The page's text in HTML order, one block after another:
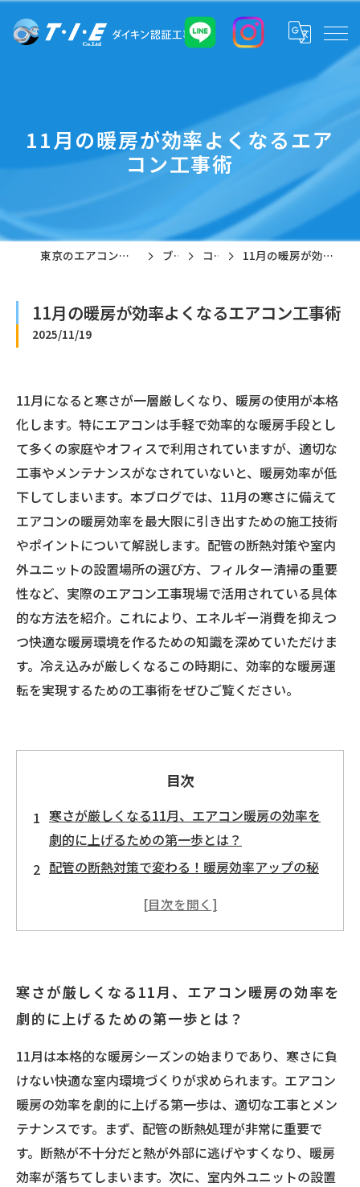
11月の暖房が効率よくなるエア
コン工事術
東京のエアコン工事なら株式会社T・I・E ブログ コラム 11月の暖房が効率よくなるエアコン工事術
11月の暖房が効率よくなるエアコン工事術
2025/11/19
11月になると寒さが一層厳しくなり、暖房の使用が本格
化します。特にエアコンは手軽で効率的な暖房手段とし
て多くの家庭やオフィスで利用されていますが、適切な
工事やメンテナンスがなされていないと、暖房効率が低
下してしまいます。本ブログでは、11月の寒さに備えて
エアコンの暖房効率を最大限に引き出すための施工技術
やポイントについて解説します。配管の断熱対策や室内
外ユニットの設置場所の選び方、フィルター清掃の重要
性など、実際のエアコン工事現場で活用されている具体
的な方法を紹介。これにより、エネルギー消費を抑えつ
つ快適な暖房環境を作るための知識を深めていただけま
す。冷え込みが厳しくなるこの時期に、効率的な暖房運
転を実現するための工事術をぜひご覧ください。
目次
寒さが厳しくなる11月、エアコン暖房の効率を
劇的に上げるための第一歩とは？
配管の断熱対策で変わる！暖房効率アップの秘
室内外ユニットの最適な設置場所選びで暖かさ
な暖房運転のコツ
11月の冷え込みにも負けない、エネルギーを節
約する暖房工事術まとめ
初心者でも分かる！11月に効果的なエアコン暖
房効率アップのポイント
これで安心！11月の寒さ対策に最適なエアコン
工事の全手順ガイド
寒さが厳しくなる11月、エアコン暖房の効率を
劇的に上げるための第一歩とは？
11月は本格的な暖房シーズンの始まりであり、寒さに負
けない快適な室内環境づくりが求められます。エアコン
暖房の効率を劇的に上げる第一歩は、適切な工事とメン
テナンスです。まず、配管の断熱処理が非常に重要で
す。断熱が不十分だと熱が外部に逃げやすくなり、暖房
効率が落ちてしまいます。次に、室内外ユニットの設置